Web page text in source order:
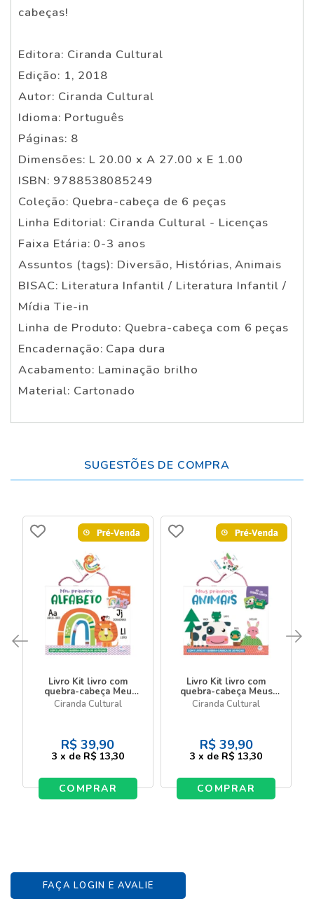
cabeças!
Editora: Ciranda Cultural
Edição: 1, 2018
Autor: Ciranda Cultural
Idioma: Português
Páginas: 8
Dimensões: L 20.00 x A 27.00 x E 1.00
ISBN: 9788538085249
Coleção: Quebra-cabeça de 6 peças
Linha Editorial: Ciranda Cultural - Licenças
Faixa Etária: 0-3 anos
Assuntos (tags): Diversão, Histórias, Animais
BISAC: Literatura Infantil / Literatura Infantil /
Mídia Tie-in
Linha de Produto: Quebra-cabeça com 6 peças
Encadernação: Capa dura
Acabamento: Laminação brilho
Material: Cartonado
SUGESTÕES DE COMPRA
Livro Kit livro com
quebra-cabeça Meu
primeiro alfabeto - Kit
Ciranda Cultural
R$ 39,90
3 x de R$ 13,30
COMPRAR
Livro Kit livro com
quebra-cabeça Meus
primeiros animais - Kit
Ciranda Cultural
R$ 39,90
3 x de R$ 13,30
COMPRAR
FAÇA LOGIN E AVALIE